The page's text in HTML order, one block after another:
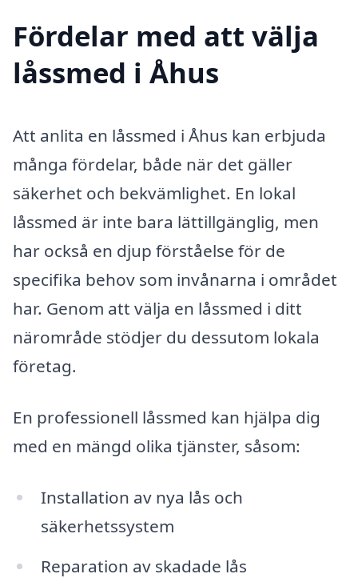
Fördelar med att välja
låssmed i Åhus
Att anlita en låssmed i Åhus kan erbjuda
många fördelar, både när det gäller
säkerhet och bekvämlighet. En lokal
låssmed är inte bara lättillgänglig, men
har också en djup förståelse för de
specifika behov som invånarna i området
har. Genom att välja en låssmed i ditt
närområde stödjer du dessutom lokala
företag.
En professionell låssmed kan hjälpa dig
med en mängd olika tjänster, såsom:
Installation av nya lås och
säkerhetssystem
Reparation av skadade lås